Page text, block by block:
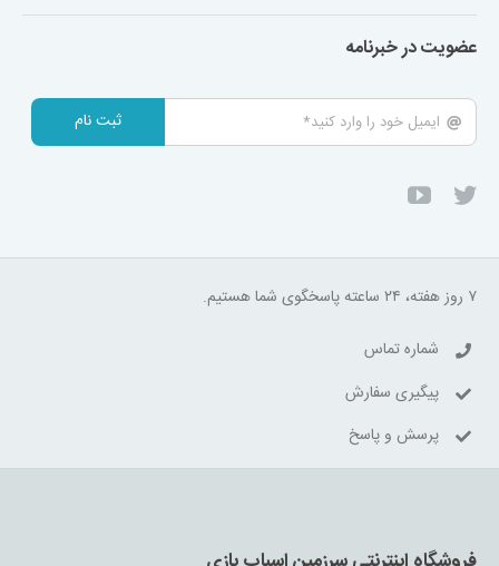
عضویت در خبرنامه
ثبت نام
۷ روز هفته، ۲۴ ساعته پاسخگوی شما هستیم.
شماره تماس
پیگیری سفارش
پرسش و پاسخ